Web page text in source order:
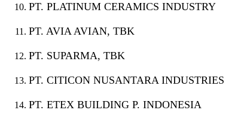
PT. PLATINUM CERAMICS INDUSTRY
PT. AVIA AVIAN, TBK
PT. SUPARMA, TBK
PT. CITICON NUSANTARA INDUSTRIES
PT. ETEX BUILDING P. INDONESIA